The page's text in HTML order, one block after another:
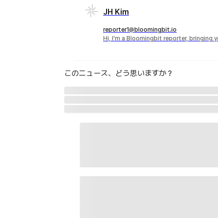
JH Kim
reporter1@bloomingbit.io
Hi, I'm a Bloomingbit reporter, bringing
このニュース、どう思いますか？